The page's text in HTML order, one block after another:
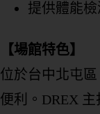
提供體能
【場館特色】
位於台中北屯
便利。DREX